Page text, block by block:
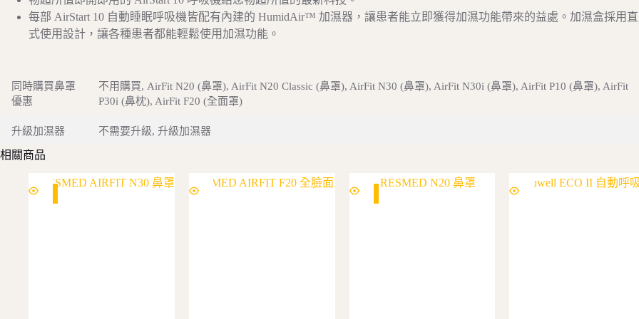
每部 AirStart 10 自動睡眠呼吸機皆配有內建的 HumidAir™ 加濕器，讓患者能立即獲得加濕功能帶來的益處。加濕盒採用
式使用設計，讓各種患者都能輕鬆使用加濕功能。
同時購買鼻罩
優惠
不用購買, AirFit N20 (鼻罩), AirFit N20 Classic (鼻罩), AirFit N30 (鼻罩), AirFit N30i (鼻罩), AirFit P10 (鼻罩), AirFit
P30i (鼻枕), AirFit F20 (全面罩)
升級加濕器 不需要升級, 升級加濕器
相關商品
SALE SALE